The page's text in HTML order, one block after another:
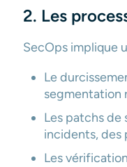
2. Les
SecOps implique
Le
segmentation
Les patchs de
incidents, des
Les